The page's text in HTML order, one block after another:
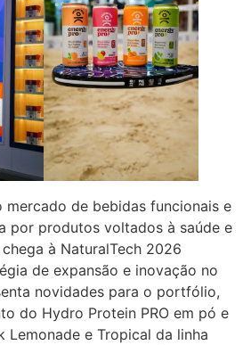
mercado de bebidas funcionais e
por produtos voltados à saúde e
à NaturalTech 2026
de expansão e inovação no
novidades para o portfólio,
do Hydro Protein PRO em pó e
Lemonade e Tropical da linha